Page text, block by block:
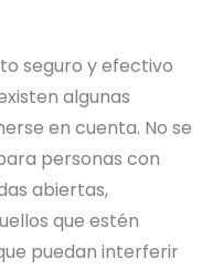
seguro y efectivo
algunas
en cuenta. No se
personas con
abiertas,
que estén
puedan interferir